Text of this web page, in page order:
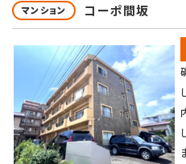
マンション コーポ間坂